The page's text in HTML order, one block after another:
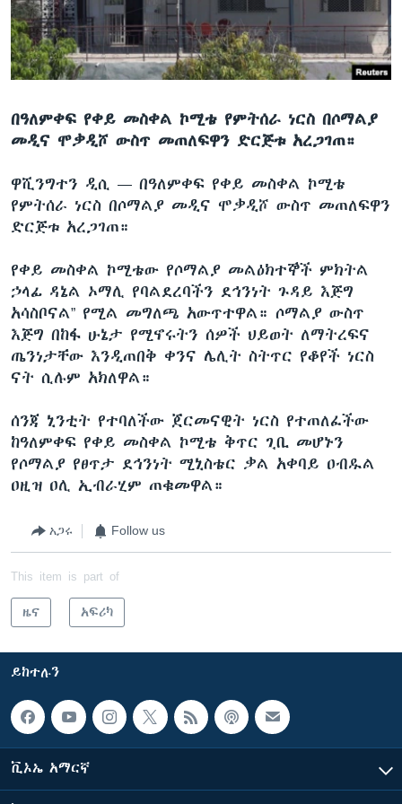
ቋንቋዎች
በዓለምቀፍ የቀይ መስቀል ኮሚቴ የምትሰራ ነርስ በሶማልያ
መዲና ሞቃዲሾ ውስጥ መጠለፍዋን ድርጅቱ አረጋገጠ።
ዋሺንግተን ዲሲ — በዓለምቀፍ የቀይ መስቀል ኮሚቴ
የምትሰራ ነርስ በሶማልያ መዲና ሞቃዲሾ ውስጥ መጠለፍዋን
ድርጅቱ አረጋገጠ።
የቀይ መስቀል ኮሚቴው የሶማልያ መልዕክተኞች ምክትል
ኃላፊ ዳኔል ኦማሊ የባልደረባችን ደኅንነት ጉዳይ እጅግ
አሳስቦናል” የሚል መግለጫ አውጥተዋል። ሶማልያ ውስጥ
እጅግ በከፋ ሁኔታ የሚኖሩትን ሰዎች ህይወት ለማትረፍና
ጤንነታቸው እንዲጠበቅ ቀንና ሌሊት ስትጥር የቆየች ነርስ
ናት ሲሉም አክለዋል።
ሰንጃ ኒንቲት የተባለችው ጀርመናዊት ነርስ የተጠለፈችው
ከዓለምቀፍ የቀይ መስቀል ኮሚቴ ቅጥር ጊቢ መሆኑን
የሶማልያ የፀጥታ ደኅንነት ሚኒስቴር ቃል አቀባይ ዐብዱል
ዐዚዝ ዐሊ ኢብራሂም ጠቁመዋል።
አጋሩ Follow us
This item is part of
ዜና አፍሪካ
ይከተሉን
ቪኦኤ አማርኛ